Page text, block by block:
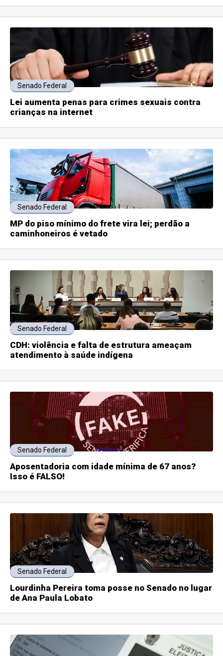
Senado Federal
Lei aumenta penas para crimes sexuais contra
crianças na internet
Senado Federal
MP do piso mínimo do frete vira lei; perdão a
caminhoneiros é vetado
Senado Federal
CDH: violência e falta de estrutura ameaçam
atendimento à saúde indígena
Senado Federal
Aposentadoria com idade mínima de 67 anos?
Isso é FALSO!
Senado Federal
Lourdinha Pereira toma posse no Senado no lugar
de Ana Paula Lobato